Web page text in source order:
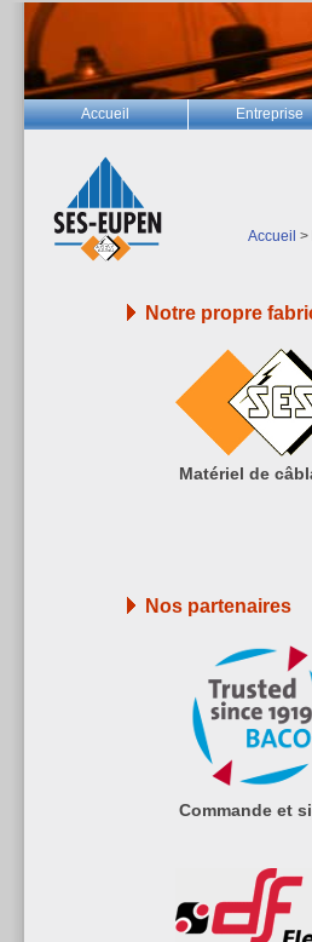
Accueil Entreprise
Accueil >
Notre propre
Matériel de
Nos partenaires
Commande et